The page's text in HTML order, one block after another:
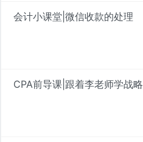
会计小课堂|微信收款的处理
CPA前导课|跟着李老师学战略